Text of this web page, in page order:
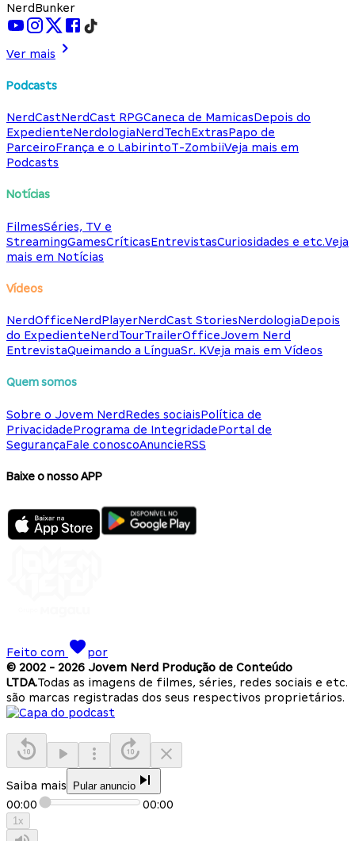
NerdBunker
Ver mais
Podcasts
NerdCastNerdCast RPGCaneca de MamicasDepois do
ExpedienteNerdologiaNerdTechExtrasPapo de
ParceiroFrança e o LabirintoT-ZombiiVeja mais em
Podcasts
Notícias
FilmesSéries, TV e
StreamingGamesCríticasEntrevistasCuriosidades e etc.Veja
mais em Notícias
Vídeos
NerdOfficeNerdPlayerNerdCast StoriesNerdologiaDepois
do ExpedienteNerdTourTrailerOfficeJovem Nerd
EntrevistaQueimando a LínguaSr. KVeja mais em Vídeos
Quem somos
Sobre o Jovem NerdRedes sociaisPolítica de
PrivacidadePrograma de IntegridadePortal de
SegurançaFale conoscoAnuncieRSS
Baixe o nosso APP
Feito com
por
© 2002 - 2026 Jovem Nerd Produção de Conteúdo
LTDA.Todas as imagens de filmes, séries, redes sociais e etc.
são marcas registradas dos seus respectivos proprietários.
Saiba mais Pular anuncio
00:00 00:00
1x